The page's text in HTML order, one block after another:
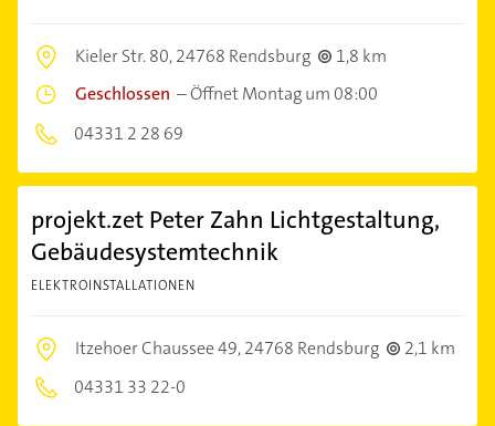
Kieler Str. 80,24768 Rendsburg
1,8 km
Geschlossen –Öffnet Montag um 08:00
04331 2 28 69
projekt.zet Peter Zahn Lichtgestaltung,
Gebäudesystemtechnik
ELEKTROINSTALLATIONEN
Itzehoer Chaussee 49,24768 Rendsburg
2,1 km
04331 33 22-0